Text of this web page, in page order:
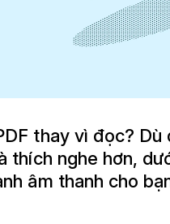
thay vì đọc?
thích nghe hơn,
âm thanh cho